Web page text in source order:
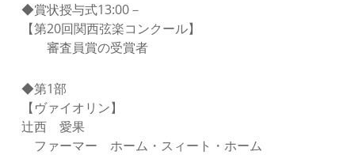
◆賞状授与式13:00－
【第20回関西弦楽コンクール】
審査員賞の受賞者
◆第1部
【ヴァイオリン】
辻西 愛果
ファーマー ホーム・スィート・ホーム